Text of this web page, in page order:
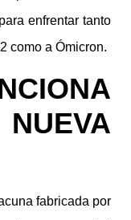
enfrentar tanto
como a Ómicron.
fabricada por